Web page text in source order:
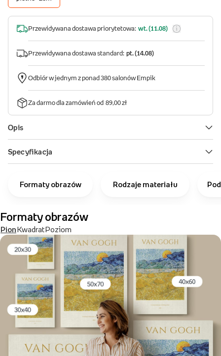
Formaty obrazów Rodzaje materiału
Formaty obrazów
PionKwadratPoziom